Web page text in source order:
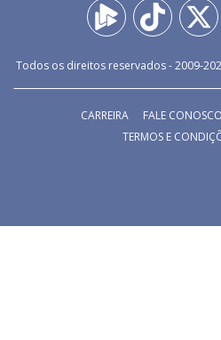
Todos os direitos reservados - 2009-
CARREIRA FALE CONOSCO
TERMOS E